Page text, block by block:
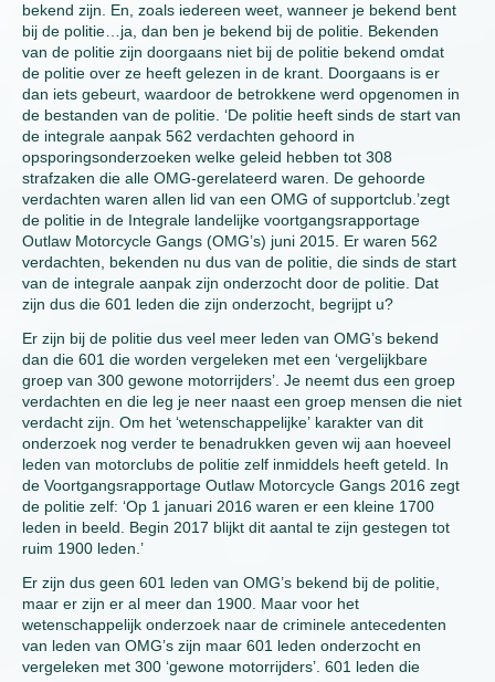
bekend zijn. En, zoals iedereen weet, wanneer je bekend bent
bij de politie…ja, dan ben je bekend bij de politie. Bekenden
van de politie zijn doorgaans niet bij de politie bekend omdat
de politie over ze heeft gelezen in de krant. Doorgaans is er
dan iets gebeurt, waardoor de betrokkene werd opgenomen in
de bestanden van de politie. ‘De politie heeft sinds de start van
de integrale aanpak 562 verdachten gehoord in
opsporingsonderzoeken welke geleid hebben tot 308
strafzaken die alle OMG-gerelateerd waren. De gehoorde
verdachten waren allen lid van een OMG of supportclub.’zegt
de politie in de Integrale landelijke voortgangsrapportage
Outlaw Motorcycle Gangs (OMG’s) juni 2015. Er waren 562
verdachten, bekenden nu dus van de politie, die sinds de start
van de integrale aanpak zijn onderzocht door de politie. Dat
zijn dus die 601 leden die zijn onderzocht, begrijpt u?
Er zijn bij de politie dus veel meer leden van OMG’s bekend
dan die 601 die worden vergeleken met een ‘vergelijkbare
groep van 300 gewone motorrijders’. Je neemt dus een groep
verdachten en die leg je neer naast een groep mensen die niet
verdacht zijn. Om het ‘wetenschappelijke’ karakter van dit
onderzoek nog verder te benadrukken geven wij aan hoeveel
leden van motorclubs de politie zelf inmiddels heeft geteld. In
de Voortgangsrapportage Outlaw Motorcycle Gangs 2016 zegt
de politie zelf: ‘Op 1 januari 2016 waren er een kleine 1700
leden in beeld. Begin 2017 blijkt dit aantal te zijn gestegen tot
ruim 1900 leden.’
Er zijn dus geen 601 leden van OMG’s bekend bij de politie,
maar er zijn er al meer dan 1900. Maar voor het
wetenschappelijk onderzoek naar de criminele antecedenten
van leden van OMG’s zijn maar 601 leden onderzocht en
vergeleken met 300 ‘gewone motorrijders’. 601 leden die